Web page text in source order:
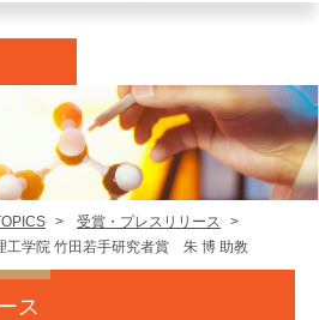
> 受賞・プレスリリース
>
工学院 竹田若手研究者賞 朱 博 助教
ス